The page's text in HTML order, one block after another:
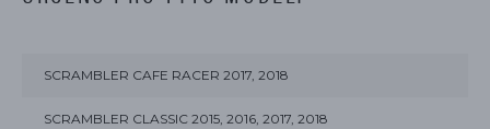
SCRAMBLER CAFE RACER 2017, 2018
SCRAMBLER CLASSIC 2015, 2016, 2017, 2018